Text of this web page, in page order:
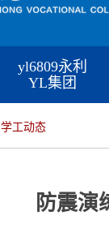
yl6809永利
YL集团
学工动态
防震